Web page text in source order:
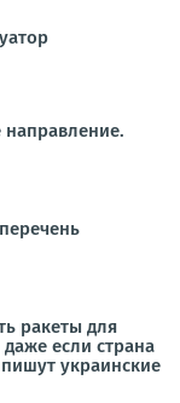
ракеты для
если страна
украинские